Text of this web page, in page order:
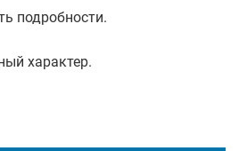
подробности.
характер.